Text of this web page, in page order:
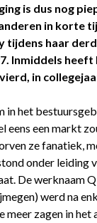
is dus nog
in korte
tijdens haar
Inmiddels
in
in het
een markt
ze fanatiek,
onder leiding
De werknaam
werd na
zagen in het